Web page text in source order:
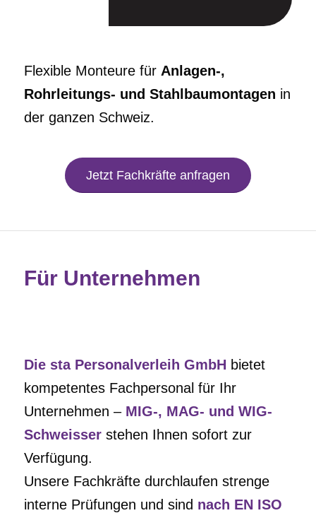
Flexible Monteure für Anlagen-,
Rohrleitungs- und Stahlbaumontagen in
der ganzen Schweiz.
Jetzt Fachkräfte anfragen
Für Unternehmen
Die staPersonalverleih GmbH bietet
kompetentes Fachpersonal für Ihr
Unternehmen – MIG-, MAG- und WIG-
Schweisserstehen Ihnen sofort zur
Verfügung.
Unsere Fachkräfte durchlaufen strenge
interne Prüfungen und sind nach EN ISO